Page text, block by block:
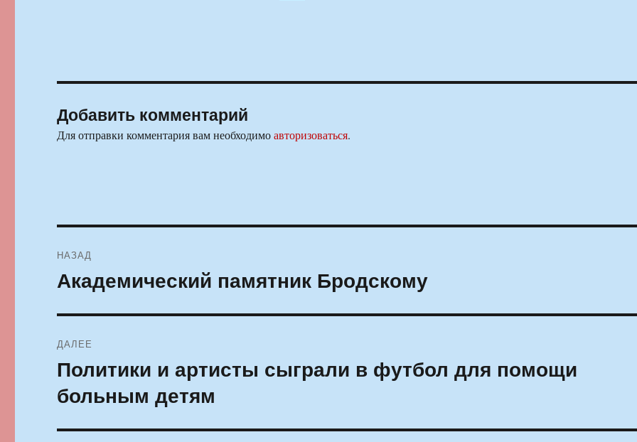
Добавить комментарий
Для отправки комментария вам необходимоавторизоваться.
по
НАЗАД
Предыдущая
запись:
Академический памятник Бродскому
ДАЛЕЕ
Следующая
запись:
Политики и артисты сыграли в футбол для помощи
больным детям